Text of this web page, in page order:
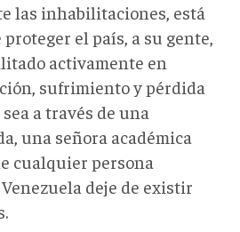
las inhabilitaciones, está
el país, a su gente,
activamente en
sufrimiento y pérdida
a través de una
una señora académica
cualquier persona
deje de existir